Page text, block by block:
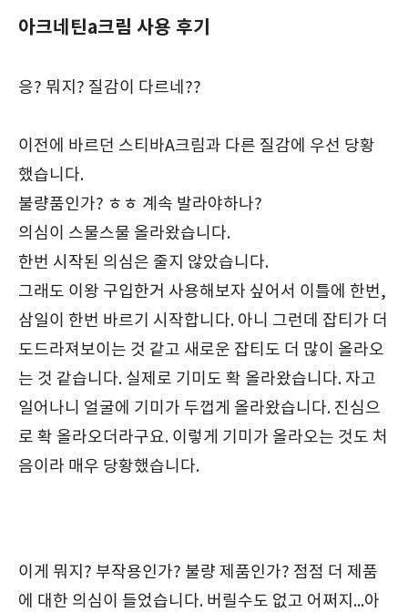
아크네틴a크림 사용 후기
응? 뭐지? 질감이 다르네??
이전에 바르던 스티바A크림과 다른 질감에 우선 당황
했습니다.
불량품인가? ㅎㅎ 계속 발라야하나?
의심이 스물스물 올라왔습니다.
한번 시작된 의심은 줄지 않았습니다.
그래도 이왕 구입한거 사용해보자 싶어서 이틀에 한번,
삼일이 한번 바르기 시작합니다. 아니 그런데 잡티가 더
도드라져보이는 것 같고 새로운 잡티도 더 많이 올라오
는 것 같습니다. 실제로 기미도 확 올라왔습니다. 자고
일어나니 얼굴에 기미가 두껍게 올라왔습니다. 진심으
로 확 올라오더라구요. 이렇게 기미가 올라오는 것도 처
음이라 매우 당황했습니다.
이게 뭐지? 부작용인가? 불량 제품인가? 점점 더 제품
에 대한 의심이 들었습니다. 버릴수도 없고 어쩌지...아